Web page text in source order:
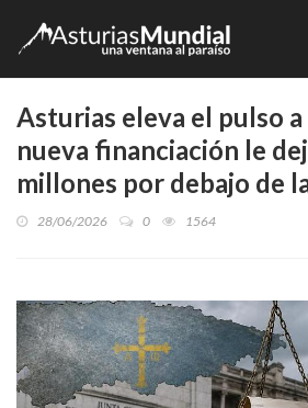
Asturias eleva el pulso a
nueva financiación le
millones por debajo de
28/06/2026 0 1564